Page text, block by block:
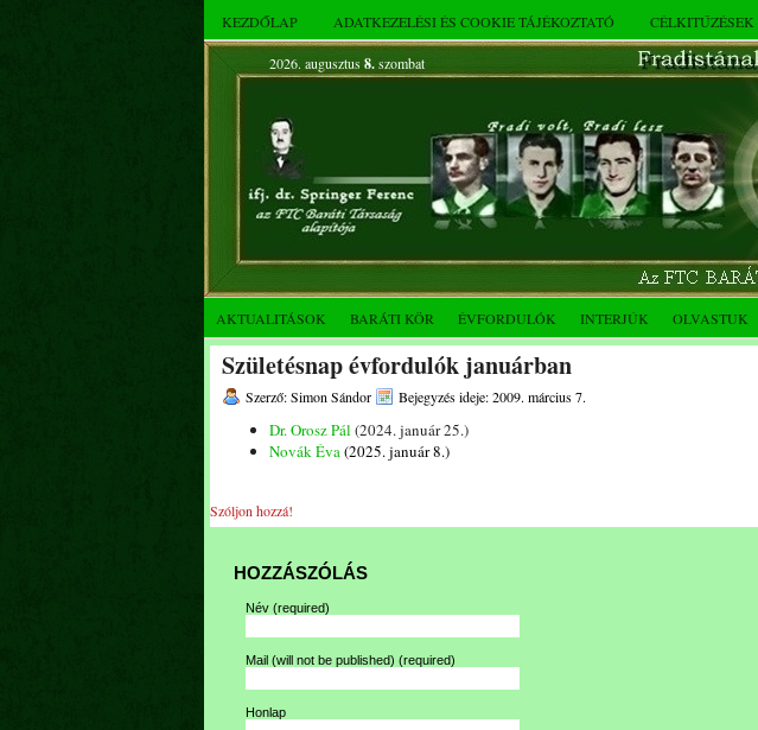
KEZDŐLAP ADATKEZELÉSI ÉS COOKIE TÁJÉKOZTATÓ CÉLKITŰZÉSEK
2026. augusztus 8.szombat
AKTUALITÁSOK BARÁTI KÖR ÉVFORDULÓK INTERJÚK OLVASTUK
Születésnap évfordulók januárban
Szerző: Simon Sándor Bejegyzés ideje: 2009. március 7.
Dr. Orosz Pál (2024. január 25.)
Novák Éva(2025. január 8.)
Szóljon hozzá!
HOZZÁSZÓLÁS
Név (required)
Mail (will not be published) (required)
Honlap